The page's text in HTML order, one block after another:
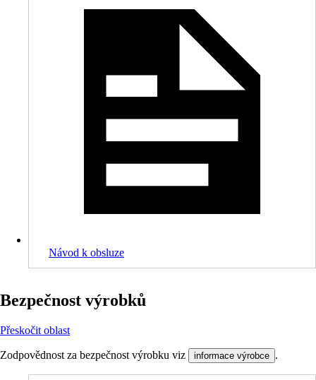
Návod k obsluze
Bezpečnost výrobků
Přeskočit oblast
Zodpovědnost za bezpečnost výrobku viz informace výrobce .